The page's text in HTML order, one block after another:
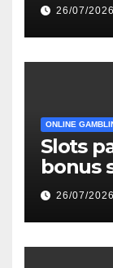
26/07/2026
ONLINE
Slots
bonus
26/07/2026